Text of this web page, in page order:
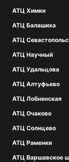
АТЦ Химки
АТЦ Балашиха
АТЦ
АТЦ Научный
АТЦ Удальцова
АТЦ Алтуфьево
АТЦ Лобненская
АТЦ Очаково
АТЦ Солнцево
АТЦ Раменки
АТЦ Варшавское ш